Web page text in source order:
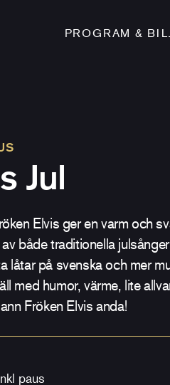
PROGRAM &
Jul
Elvis ger en varm och
både traditionella
låtar på svenska och mer
med humor, värme, lite
Fröken Elvis anda!
paus